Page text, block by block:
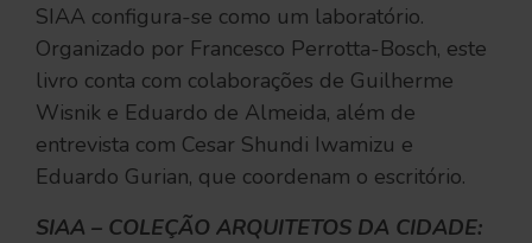
SIAA configura-se como um laboratório.
Organizado por Francesco Perrotta-Bosch, este
livro conta com colaborações de Guilherme
Wisnik e Eduardo de Almeida, além de
entrevista com Cesar Shundi Iwamizu e
Eduardo Gurian, que coordenam o escritório.
SIAA – COLEÇÃO ARQUITETOS DA CIDADE: